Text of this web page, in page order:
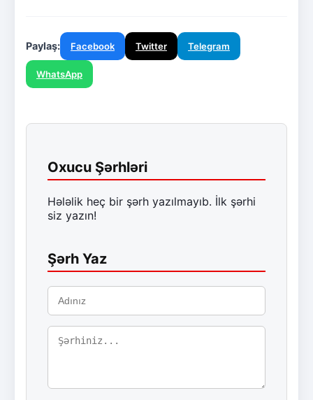
Paylaş: Facebook Twitter Telegram
WhatsApp
Oxucu Şərhləri
Hələlik heç bir şərh yazılmayıb. İlk şərhi
siz yazın!
Şərh Yaz